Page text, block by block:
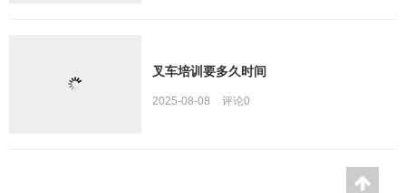
叉车培训要多久时间
2025-08-08 评论0